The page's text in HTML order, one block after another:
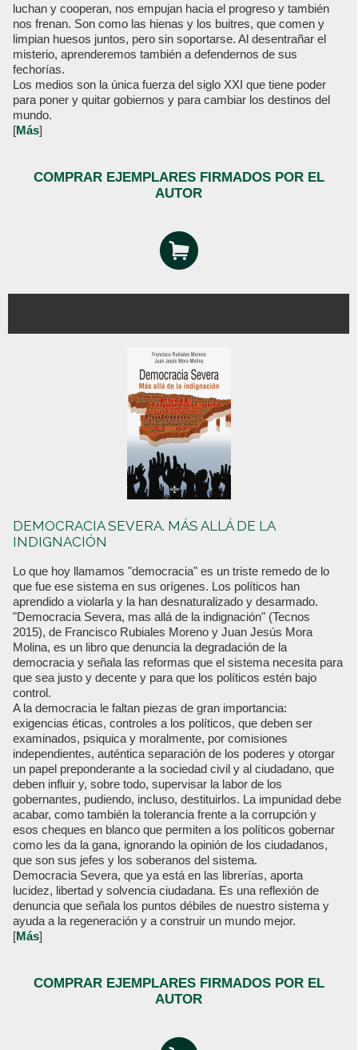
luchan y cooperan, nos empujan hacia el progreso y también
nos frenan. Son como las hienas y los buitres, que comen y
limpian huesos juntos, pero sin soportarse. Al desentrañar el
misterio, aprenderemos también a defendernos de sus
fechorías.
Los medios son la única fuerza del siglo XXI que tiene poder
para poner y quitar gobiernos y para cambiar los destinos del
mundo.
[Más]
COMPRAR EJEMPLARES FIRMADOS POR EL
AUTOR
DEMOCRACIA SEVERA. MÁS ALLÁ DE LA
INDIGNACIÓN
Lo que hoy llamamos "democracia" es un triste remedo de lo
que fue ese sistema en sus orígenes. Los políticos han
aprendido a violarla y la han desnaturalizado y desarmado.
"Democracia Severa, mas allá de la indignación" (Tecnos
2015), de Francisco Rubiales Moreno y Juan Jesús Mora
Molina, es un libro que denuncia la degradación de la
democracia y señala las reformas que el sistema necesita para
que sea justo y decente y para que los políticos estén bajo
control.
A la democracia le faltan piezas de gran importancia:
exigencias éticas, controles a los políticos, que deben ser
examinados, psiquica y moralmente, por comisiones
independientes, auténtica separación de los poderes y otorgar
un papel preponderante a la sociedad civil y al ciudadano, que
deben influir y, sobre todo, supervisar la labor de los
gobernantes, pudiendo, incluso, destituirlos. La impunidad debe
acabar, como también la tolerancia frente a la corrupción y
esos cheques en blanco que permiten a los políticos gobernar
como les da la gana, ignorando la opinión de los ciudadanos,
que son sus jefes y los soberanos del sistema.
Democracia Severa, que ya está en las librerías, aporta
lucidez, libertad y solvencia ciudadana. Es una reflexión de
denuncia que señala los puntos débiles de nuestro sistema y
ayuda a la regeneración y a construir un mundo mejor.
[Más]
COMPRAR EJEMPLARES FIRMADOS POR EL
AUTOR